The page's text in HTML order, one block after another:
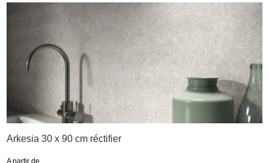
Arkesia 30 x 90 cm réctifier
A partir de